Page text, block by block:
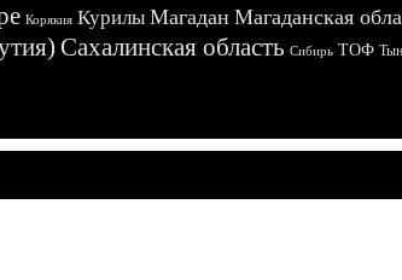
Корякия Курилы Магадан Магаданская
Сахалинская область Сибирь ТОФ